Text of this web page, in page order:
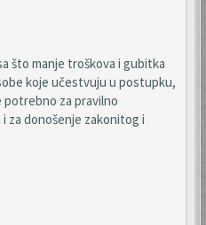
što manje troškova i gubitka
koje učestvuju u postupku,
potrebno za pravilno
za donošenje zakonitog i